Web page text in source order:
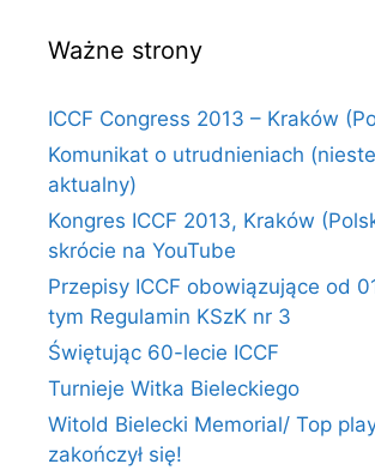
Ważne strony
ICCF Congress 2013 – Kraków
Komunikat o utrudnieniach
aktualny)
Kongres ICCF 2013, Kraków
skrócie na YouTube
Przepisy ICCF obowiązujące od
tym Regulamin KSzK nr 3
Świętując 60-lecie ICCF
Turnieje Witka Bieleckiego
Witold Bielecki Memorial/ Top
zakończył się!